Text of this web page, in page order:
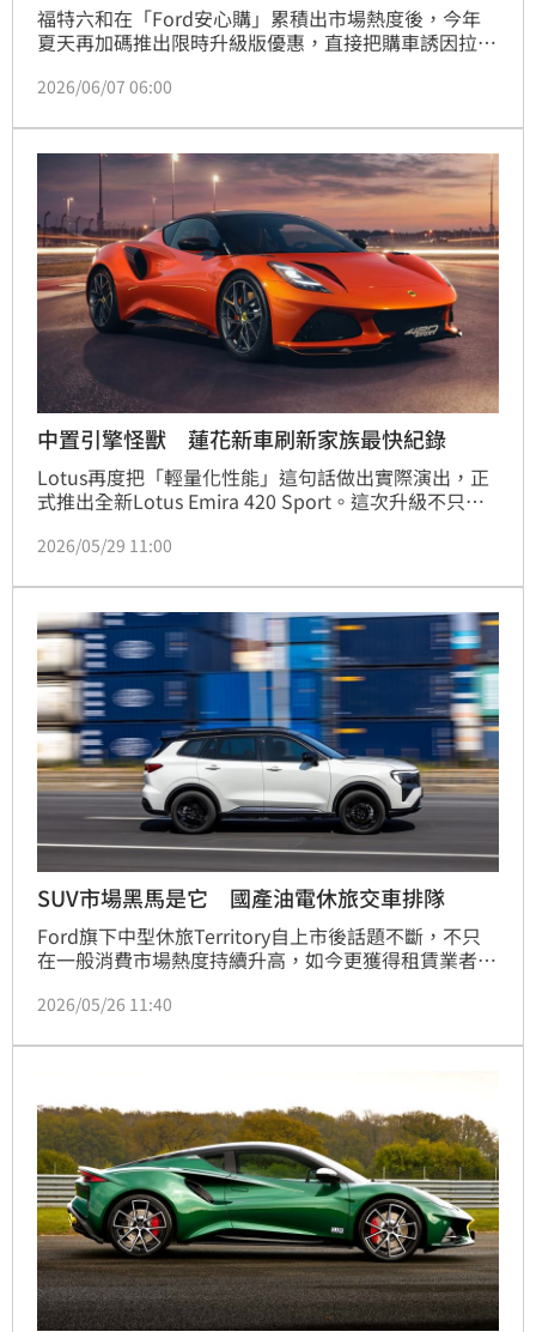
福特六和在「Ford安心購」累積出市場熱度後，今年
夏天再加碼推出限時升級版優惠，直接把購車誘因拉
退車機制，鎖定暑假換車與出遊需求族群。
2026/06/07 06:00
中置引擎怪獸 蓮花新車刷新家族最快紀錄
Lotus再度把「輕量化性能」這句話做出實際演出，正
式推出全新Lotus Emira 420 Sport。這次升級不只是
明確：讓Emira變成更接近賽道等級的公路跑車。
2026/05/29 11:00
SUV市場黑馬是它 國產油電休旅交車排隊
Ford旗下中型休旅Territory自上市後話題不斷，不只
在一般消費市場熱度持續升高，如今更獲得租賃業者大
台訂單，顯示這款SUV已逐漸站穩台灣中型休旅市場。
2026/05/26 11:40